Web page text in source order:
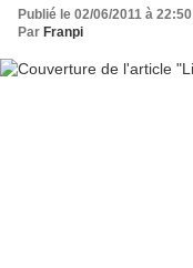
Publié le 02/06/2011 à 22:50
Par Franpi